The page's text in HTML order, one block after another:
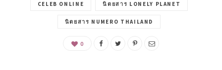
CELEB ONLINE นิตยสาร LONELY PLANET
นิตยสาร NUMERO THAILAND
0